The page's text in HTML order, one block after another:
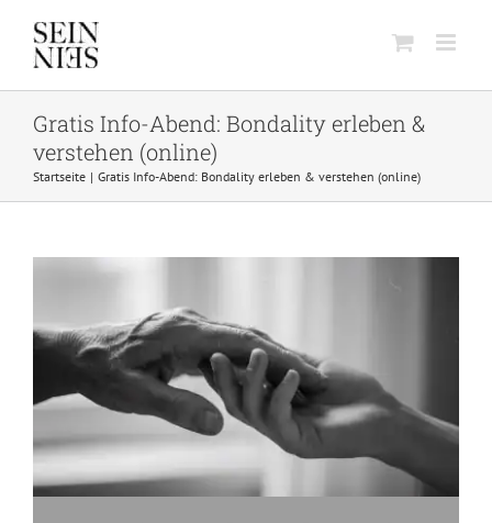
content
Gratis Info-Abend: Bondality erleben &
verstehen (online)
Startseite Gratis Info-Abend: Bondality erleben & verstehen (online)